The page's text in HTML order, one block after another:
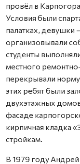
провёл в
Условия были
палатках, девушки
организовывали
студенты
местного
перекрывали
этих ребят были
двухэтажных
фасаде
кирпичная кладка
стройкам.
В 1979 году